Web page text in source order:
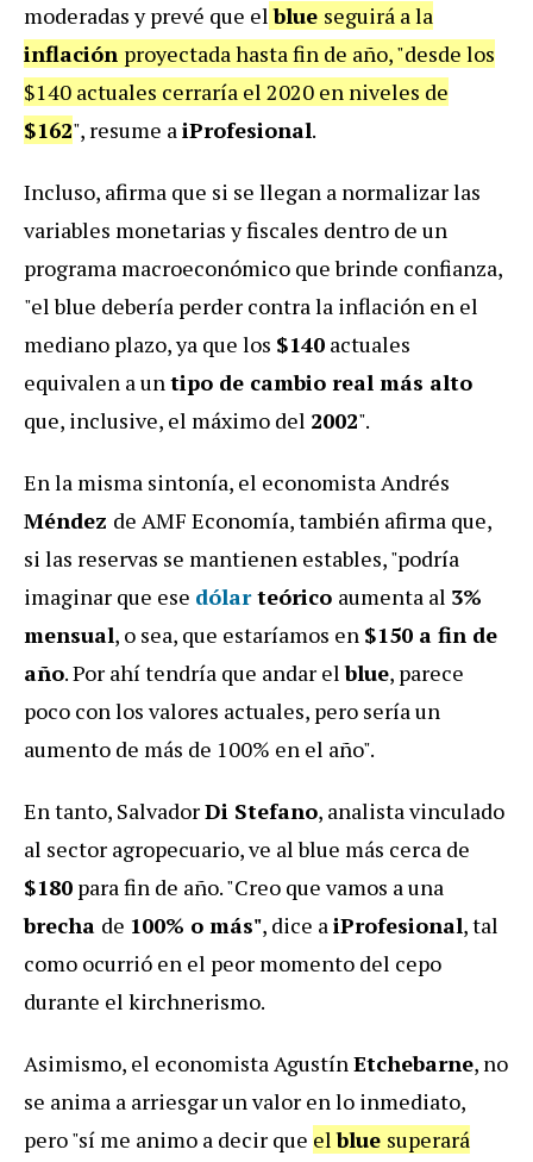
moderadas y prevé que el blue seguirá a la
inflación proyectada hasta fin de año, "desde los
$140 actuales cerraría el 2020 en niveles de
$162", resume aiProfesional.
Incluso, afirma que si se llegan a normalizar las
variables monetarias y fiscales dentro de un
programa macroeconómico que brinde confianza,
"el blue debería perder contra la inflación en el
mediano plazo, ya que los $140 actuales
equivalen a untipo de cambio real más alto
que, inclusive, el máximo del 2002".
En la misma sintonía, el economista Andrés
Méndez de AMF Economía, también afirma que,
si las reservas se mantienen estables, "podría
imaginar que ese dólarteórico aumenta al 3%
mensual, o sea, que estaríamos en $150 a fin de
año. Por ahí tendría que andar elblue, parece
poco con los valores actuales, pero sería un
aumento de más de 100% en el año".
En tanto, SalvadorDi Stefano, analista vinculado
al sector agropecuario, ve al blue más cerca de
$180 para fin de año. "Creo que vamos a una
brecha de 100% o más", dice aiProfesional, tal
como ocurrió en el peor momento del cepo
durante el kirchnerismo.
Asimismo, el economista AgustínEtchebarne, no
se anima a arriesgar un valor en lo inmediato,
pero "sí me animo a decir que elblue superará